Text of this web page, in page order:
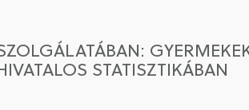
STATISZTIKÁBAN